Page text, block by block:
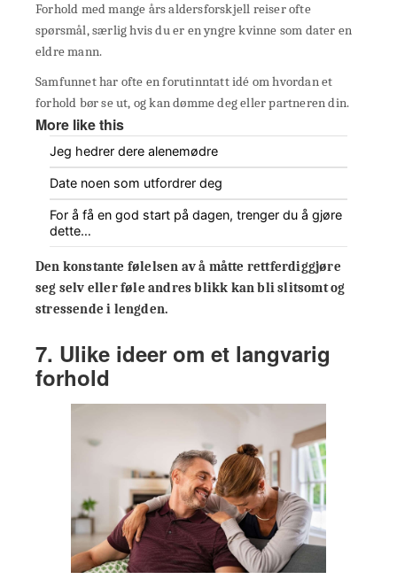
Forhold med mange års aldersforskjell reiser ofte
spørsmål, særlig hvis du er en yngre kvinne som dater en
eldre mann.
Samfunnet har ofte en forutinntatt idé om hvordan et
forhold bør se ut, og kan dømme deg eller partneren din.
More like this
Jeg hedrer dere alenemødre
Date noen som utfordrer deg
For å få en god start på dagen, trenger du å gjøre
dette…
Den konstante følelsen av å måtte rettferdiggjøre
seg selv eller føle andres blikk kan bli slitsomt og
stressende i lengden.
7. Ulike ideer om et langvarig
forhold